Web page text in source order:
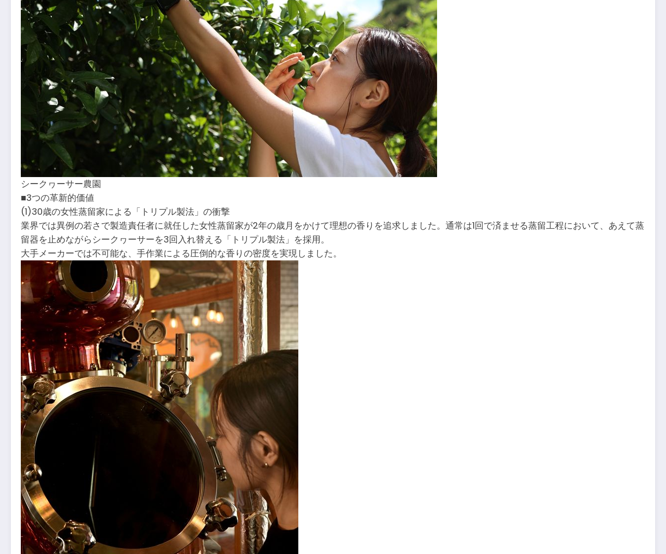
シークヮーサー農園
■3つの革新的価値
(1)30歳の女性蒸留家による「トリプル製法」の衝撃
業界では異例の若さで製造責任者に就任した女性蒸留家が2年の歳月をかけて理想の香りを追求しました。通常は1回で済ませる蒸留工程において、あえて蒸
留器を止めながらシークヮーサーを3回入れ替える「トリプル製法」を採用。
大手メーカーでは不可能な、手作業による圧倒的な香りの密度を実現しました。